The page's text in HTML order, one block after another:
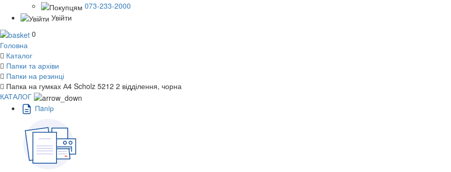
073-233-2000
Увійти
0
Головна
Каталог
Папки та архіви
Папки на резинці
Папка на гумках А4 Scholz 5212 2 відділення, чорна
КАТАЛОГ
Пaпiр